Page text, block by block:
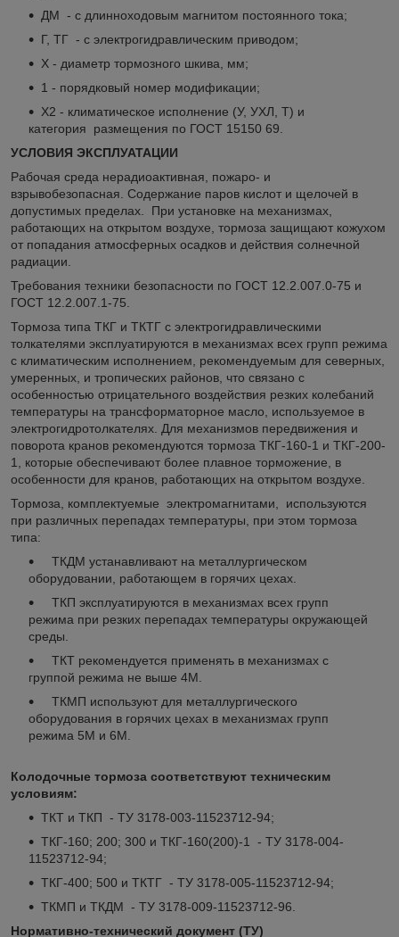
ДМ - с длинноходовым магнитом постоянного тока;
Г, ТГ - с электрогидравлическим приводом;
Х - диаметр тормозного шкива, мм;
1 - порядковый номер модификации;
Х2 - климатическое исполнение (У, УХЛ, Т) и
категория размещения по ГОСТ 15150 69.
УСЛОВИЯ ЭКСПЛУАТАЦИИ
Рабочая среда нерадиоактивная, пожаро- и
взрывобезопасная. Содержание паров кислот и щелочей в
допустимых пределах. При установке на механизмах,
работающих на открытом воздухе, тормоза защищают кожухом
от попадания атмосферных осадков и действия солнечной
радиации.
Требования техники безопасности по ГОСТ 12.2.007.0-75 и
ГОСТ 12.2.007.1-75.
Тормоза типа ТКГ и ТКТГ с электрогидравлическими
толкателями эксплуатируются в механизмах всех групп режима
с климатическим исполнением, рекомендуемым для северных,
умеренных, и тропических районов, что связано с
особенностью отрицательного воздействия резких колебаний
температуры на трансформаторное масло, используемое в
электрогидротолкателях. Для механизмов передвижения и
поворота кранов рекомендуются тормоза ТКГ-160-1 и ТКГ-200-
1, которые обеспечивают более плавное торможение, в
особенности для кранов, работающих на открытом воздухе.
Тормоза, комплектуемые электромагнитами, используются
при различных перепадах температуры, при этом тормоза
типа:
ТКДМ устанавливают на металлургическом
оборудовании, работающем в горячих цехах.
ТКП эксплуатируются в механизмах всех групп
режима при резких перепадах температуры окружающей
среды.
ТКТ рекомендуется применять в механизмах с
группой режима не выше 4М.
ТКМП используют для металлургического
оборудования в горячих цехах в механизмах групп
режима 5М и 6М.
Колодочные тормоза соответствуют техническим
условиям:
ТКТ и ТКП - ТУ 3178-003-11523712-94;
ТКГ-160; 200; 300 и ТКГ-160(200)-1 - ТУ 3178-004-
11523712-94;
ТКГ-400; 500 и ТКТГ - ТУ 3178-005-11523712-94;
ТКМП и ТКДМ - ТУ 3178-009-11523712-96.
Нормативно-технический документ (ТУ)